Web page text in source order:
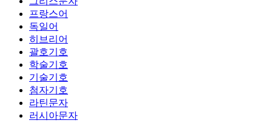
프랑스어
독일어
히브리어
괄호기호
학술기호
기술기호
첨자기호
라틴문자
러시아문자